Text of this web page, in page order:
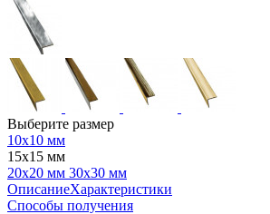
Выберите размер
10х10 мм
15х15 мм
20х20 мм 30х30 мм
ОписаниеХарактеристики
Способы получения